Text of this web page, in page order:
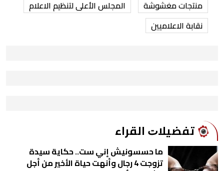
منتجات مغشوشة
المجلس الأعلى لتنظيم الاعلام
نقابة الاعلاميين
ﺗﻔﻀﻴﻼﺕ اﻟﻘﺮاء
ما حسسونيش إني ست.. حكاية سيدة
تزوجت 4 رجال وأنهت حياة الأخير من أجل